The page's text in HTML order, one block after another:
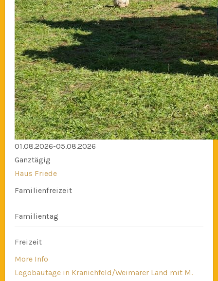
01.08.2026-05.08.2026
Ganztägig
Haus Friede
Familienfreizeit
Familientag
Freizeit
More Info
Legobautage in Kranichfeld/Weimarer Land mit M.